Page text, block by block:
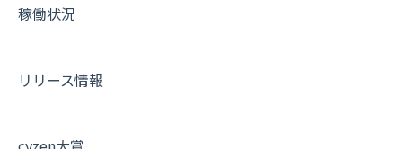
稼働状況
リリース情報